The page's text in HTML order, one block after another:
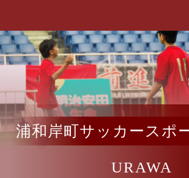
浦和岸町サッカースポ